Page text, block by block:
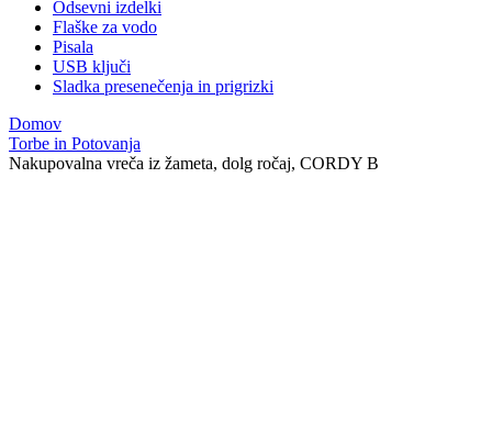
Odsevni izdelki
Flaške za vodo
Pisala
USB ključi
Sladka presenečenja in prigrizki
Domov
Torbe in Potovanja
Nakupovalna vreča iz žameta, dolg ročaj, CORDY B